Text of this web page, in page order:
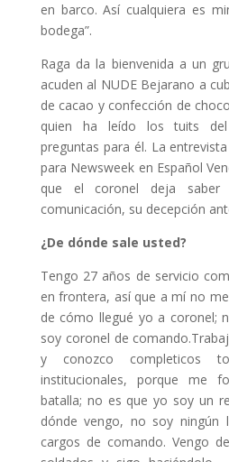
en barco. Así cualquiera es
bodega”.
Raga da la bienvenida a un
acuden al NUDE Bejarano a
de cacao y confección de
quien ha leído los tuits
preguntas para él. La
para Newsweek en Español
que el coronel deja
comunicación, su decepción
¿De dónde sale usted?
Tengo 27 años de servicio
en frontera, así que a mí no
de cómo llegué yo a coronel;
soy coronel de
y conozco completicos
institucionales, porque me
batalla; no es que yo soy un
dónde vengo, no soy ningún
cargos de comando. Vengo